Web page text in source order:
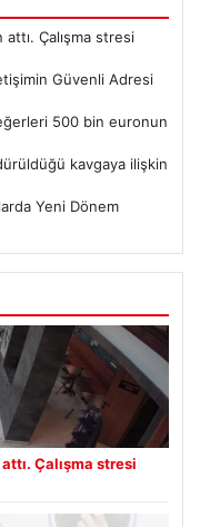
Çalışma stresi
Güvenli Adresi
500 bin euronun
kavgaya ilişkin
Yeni Dönem
Çalışma stresi